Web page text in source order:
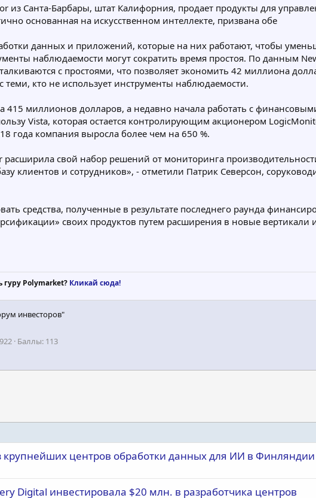
из Санта-Барбары, штат Калифорния, продает продукты для
основанная на искусственном интеллекте, призвана обе
данных и приложений, которые на них работают, чтобы
наблюдаемости могут сократить время простоя. По данным
с простоями, что позволяет экономить 42 миллиона
кто не использует инструменты наблюдаемости.
415 миллионов долларов, а недавно начала работать с
Vista, которая остается контролирующим акционером
года компания выросла более чем на 650 %.
расширила свой набор решений от мониторинга
клиентов и сотрудников», - отметили Патрик Северсон,
средства, полученные в результате последнего раунда
своих продуктов путем расширения в новые вертикали
гуру Polymarket? Кликай сюда!
инвесторов"
Баллы 113
крупнейших центров обработки данных для ИИ в Финляндии
Digital инвестировала $20 млн. в разработчика центров